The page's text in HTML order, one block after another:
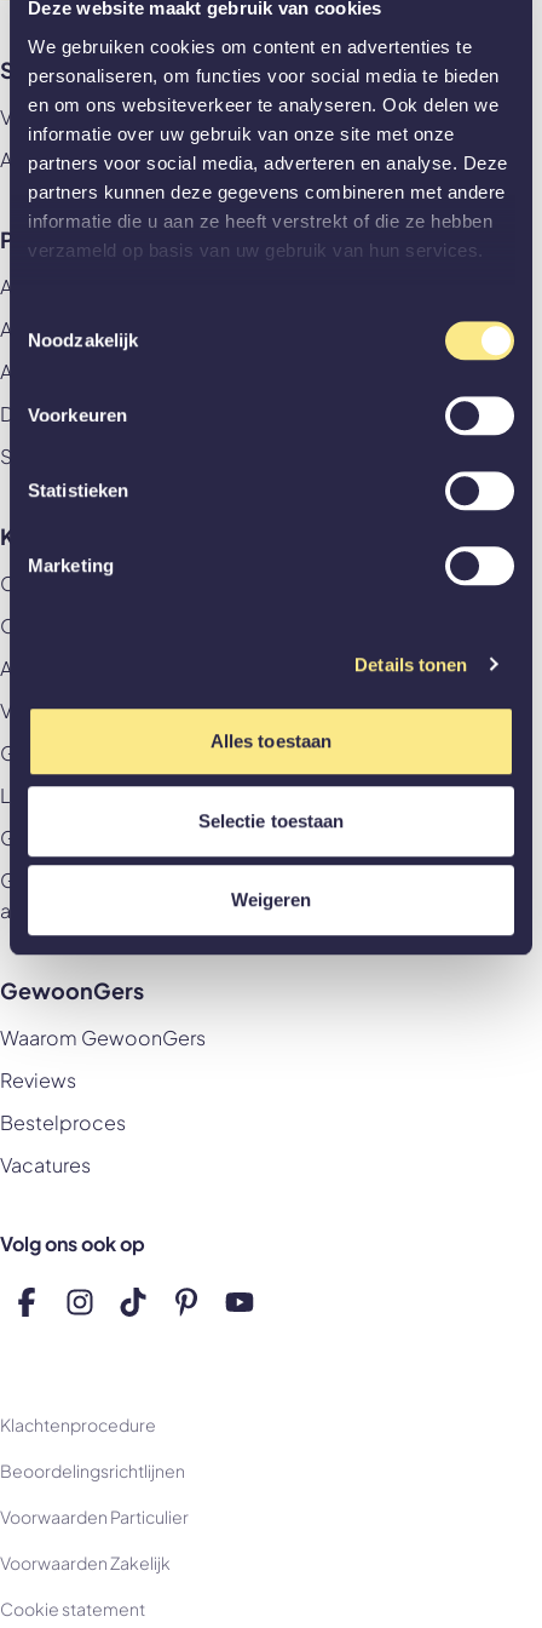
Deze website maakt gebruik van cookies
We gebruiken cookies om content en advertenties te
personaliseren, om functies voor social media te bieden
en om ons websiteverkeer te analyseren. Ook delen we
informatie over uw gebruik van onze site met onze
partners voor social media, adverteren en analyse. Deze
partners kunnen deze gegevens combineren met andere
informatie die u aan ze heeft verstrekt of die ze hebben
verzameld op basis van uw gebruik van hun services.
Noodzakelijk
Voorkeuren
Statistieken
Marketing
Details tonen
Alles toestaan
Selectie toestaan
Weigeren
Showrooms
Vlaardingen
Amsterdam
Producten
Alle producten
Aluminium deuren
Akoestische panelen
Deuren
Stalen deuren
Klantenservice
Contact
Offerte aanvragen
Afspraak aan huis maken
Veelgestelde vragen
GewoonZeker
Levering & betaling
Garantievoorwaarden & Herroepingsrecht
Garantievoorwaarden & Herroepingsrecht
akoestische panelen
GewoonGers
Waarom GewoonGers
Reviews
Bestelproces
Vacatures
Volg ons ook op
Volg ons op Facebook
Volg ons op Instagram
Volg ons op TikTok
Volg ons op Pinterest
Volg ons op YouTube
Klachtenprocedure
Beoordelingsrichtlijnen
Voorwaarden Particulier
Voorwaarden Zakelijk
Cookie statement